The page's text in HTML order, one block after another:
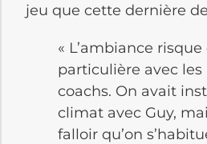
jeu que cette dernière
« L’ambiance risque
particulière avec les
coachs. On avait
climat avec Guy,
falloir qu’on